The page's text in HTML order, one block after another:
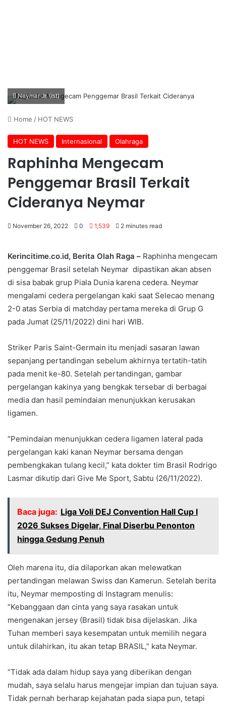
Neymar Jr. (Ist)
Home / HOT NEWS
HOT NEWS Internasional Olahraga
Raphinha Mengecam
Penggemar Brasil Terkait
Cideranya Neymar
November 26, 2022 0 1,539 2 minutes read
Kerincitime.co.id, Berita Olah Raga – Raphinha mengecam
penggemar Brasil setelah Neymar dipastikan akan absen
di sisa babak grup Piala Dunia karena cedera. Neymar
mengalami cedera pergelangan kaki saat Selecao menang
2-0 atas Serbia di matchday pertama mereka di Grup G
pada Jumat (25/11/2022) dini hari WIB.
Striker Paris Saint-Germain itu menjadi sasaran lawan
sepanjang pertandingan sebelum akhirnya tertatih-tatih
pada menit ke-80. Setelah pertandingan, gambar
pergelangan kakinya yang bengkak tersebar di berbagai
media dan hasil pemindaian menunjukkan kerusakan
ligamen.
“Pemindaian menunjukkan cedera ligamen lateral pada
pergelangan kaki kanan Neymar bersama dengan
pembengkakan tulang kecil,” kata dokter tim Brasil Rodrigo
Lasmar dikutip dari Give Me Sport, Sabtu (26/11/2022).
Baca juga: Liga Voli DEJ Convention Hall Cup I
2026 Sukses Digelar, Final Diserbu Penonton
hingga Gedung Penuh
Oleh marena itu, dia dilaporkan akan melewatkan
pertandingan melawan Swiss dan Kamerun. Setelah berita
itu, Neymar memposting di Instagram menulis:
“Kebanggaan dan cinta yang saya rasakan untuk
mengenakan jersey (Brasil) tidak bisa dijelaskan. Jika
Tuhan memberi saya kesempatan untuk memilih negara
untuk dilahirkan, itu akan tetap BRASIL,” kata Neymar.
“Tidak ada dalam hidup saya yang diberikan dengan
mudah, saya selalu harus mengejar impian dan tujuan saya.
Tidak pernah berharap kejahatan pada siapa pun, tetapi